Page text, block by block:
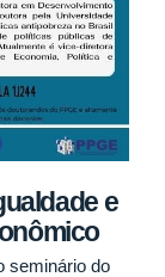
e
seminário do